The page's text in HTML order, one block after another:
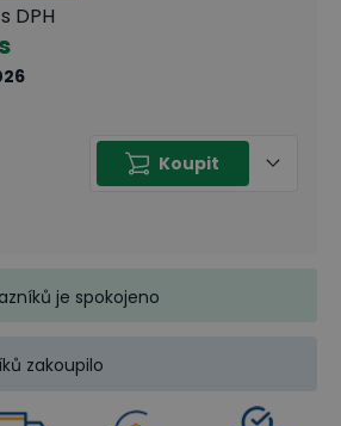
s DPH
Koupit
je spokojeno
zakoupilo